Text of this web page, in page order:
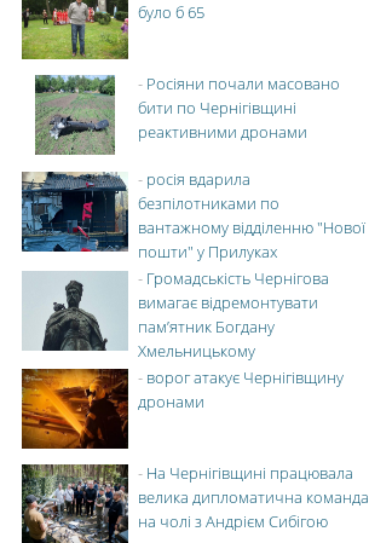
було б 65
- Росіяни почали масовано
бити по Чернігівщині
реактивними дронами
- росія вдарила
безпілотниками по
вантажному відділенню "Нової
пошти" у Прилуках
- Громадськість Чернігова
вимагає відремонтувати
пам’ятник Богдану
Хмельницькому
- ворог атакує Чернігівщину
дронами
- На Чернігівщині працювала
велика дипломатична команда
на чолі з Андрієм Сибігою